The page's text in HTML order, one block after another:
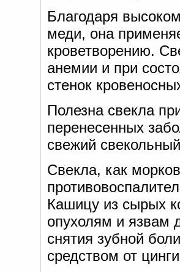
Благодаря
меди, она
кроветворению.
анемии и при
стенок
Полезна свекла
перенесенных
свежий
Свекла, как
Кашицу из сырых
опухолям и язвам
снятия зубной
средством от